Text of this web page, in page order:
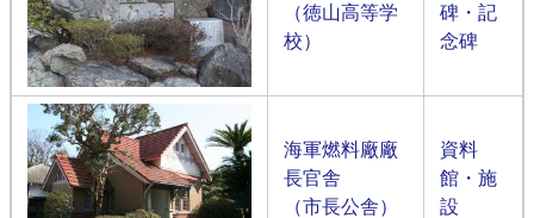
（徳山高等学
校）
碑・記
念碑​​​
海軍燃料廠廠
長官舎
（市長公舎）​
資料
館・施
設​